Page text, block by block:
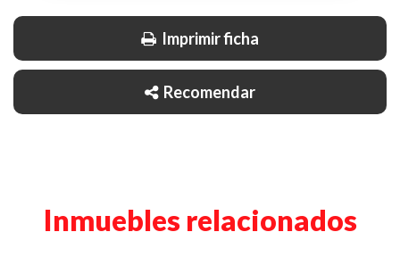
Imprimir ficha
Recomendar
Inmuebles relacionados